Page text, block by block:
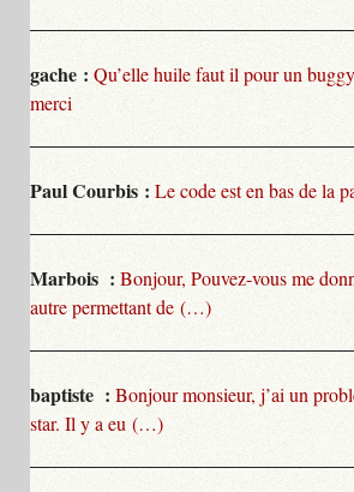
gache : Qu’elle huile faut il pour un
merci
Paul Courbis : Le code est en bas de la
Marbois : Bonjour, Pouvez-vous me
autre permettant de (…)
baptiste : Bonjour monsieur, j’ai un
star. Il y a eu (…)